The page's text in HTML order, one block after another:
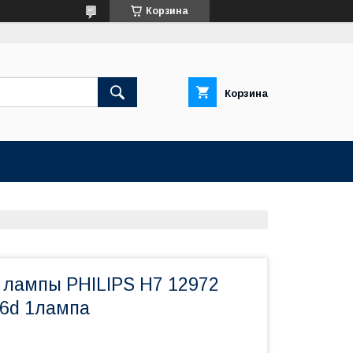
Корзина
Корзина
PHILIPS H7 12972
1лампа